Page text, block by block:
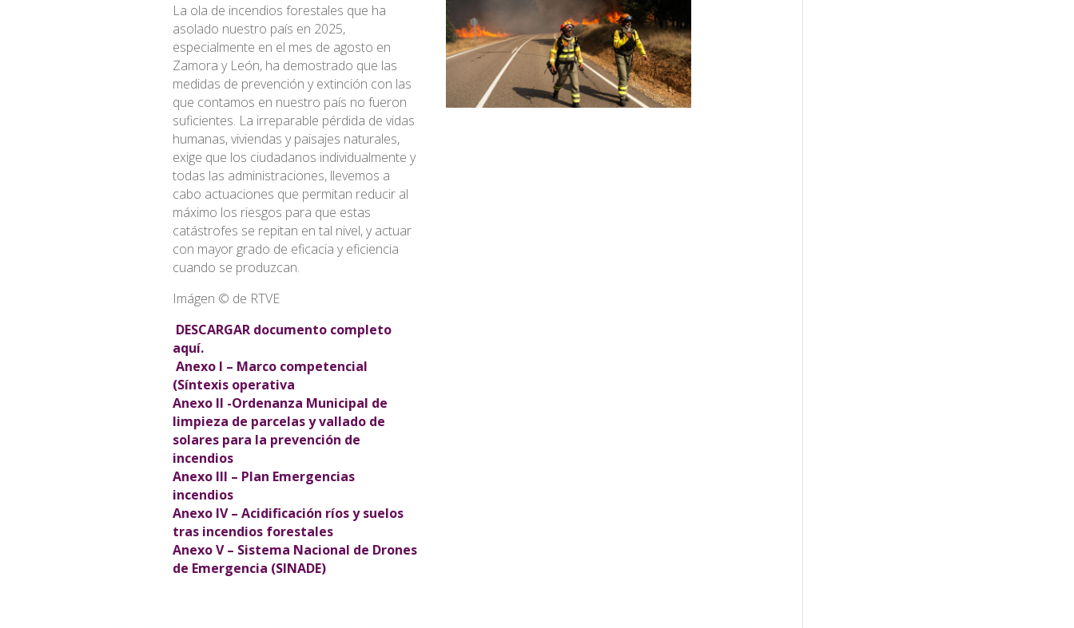
La ola de incendios forestales que ha
asolado nuestro país en 2025,
especialmente en el mes de agosto en
Zamora y León, ha demostrado que las
medidas de prevención y extinción con las
que contamos en nuestro país no fueron
suficientes. La irreparable pérdida de vidas
humanas, viviendas y paisajes naturales,
exige que los ciudadanos individualmente y
todas las administraciones, llevemos a
cabo actuaciones que permitan reducir al
máximo los riesgos para que estas
catástrofes se repitan en tal nivel, y actuar
con mayor grado de eficacia y eficiencia
cuando se produzcan.
Imágen © de RTVE
DESCARGAR documento completo
aquí.
Anexo I – Marco competencial
(Síntexis operativa
Anexo II -Ordenanza Municipal de
limpieza de parcelas y vallado de
solares para la prevención de
incendios
Anexo III – Plan Emergencias
incendios
Anexo IV – Acidificación ríos y suelos
tras incendios forestales
Anexo V – Sistema Nacional de Drones
de Emergencia (SINADE)